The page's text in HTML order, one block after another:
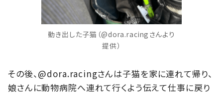
動き出した子猫（@dora.racingさんより
提供）
その後、@dora.racingさんは子猫を家に連れて帰り、
娘さんに動物病院へ連れて行くよう伝えて仕事に戻り